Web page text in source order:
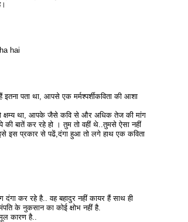
hai
पता था, आपसे एक मर्मश्पर्शीकविता की आशा
तो क्षम्य था, आपके जैसे कवि से और अधिक तेज की मांग
की बातें कर रहे हो । तुम तो वहीं थे..तुमसे ऐसा नहीं
इस प्रकार से पढें,दंगा हुआ तो लगे हाथ एक कविता
कर रहे है.. वह बहादुर नहीं कायर हैं साथ ही
के नुकसान का कोई क्षोभ नहीं है.
कारण है..